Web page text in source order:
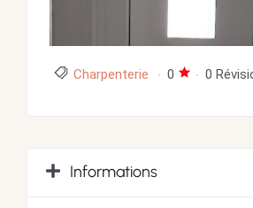
Charpenterie 0 0
Informations